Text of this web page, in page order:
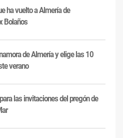
ha vuelto a Almería de
Bolaños
de Almería y elige las 10
verano
las invitaciones del pregón de